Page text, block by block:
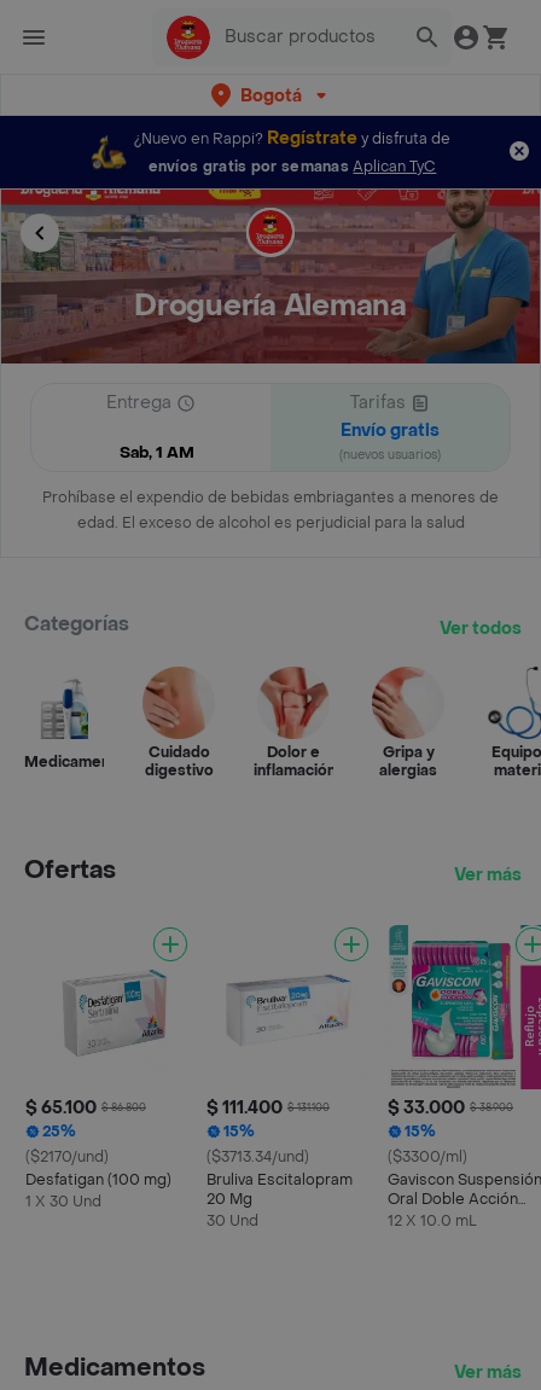
Bogotá
¿Nuevo en Rappi? Regístratey disfruta de
envíos gratis por semanas Aplican TyC
Droguería Alemana
Entrega
Sab, 1 AM
Tarifas
Envío gratis
(nuevos usuarios)
Prohíbase el expendio de bebidas embriagantes a menores de
edad. El exceso de alcohol es perjudicial para la salud
Categorías Ver todos
Medicamentos
Cuidado
digestivo
Dolor e
inflamación
Gripa y
alergias
Ofertas Ver más
$ 65.100 $ 86.800
25%
($2170/und)
Desfatigan (100 mg)
1 X 30 Und
$ 111.400 $ 131.100
15%
($3713.34/und)
Bruliva Escitalopram
20 Mg
30 Und
$ 33.000 $ 38.900
15%
($3300/ml)
Gaviscon Suspensión
Oral Doble Acción
Sachet
12 X 10.0 mL
Medicamentos Ver más